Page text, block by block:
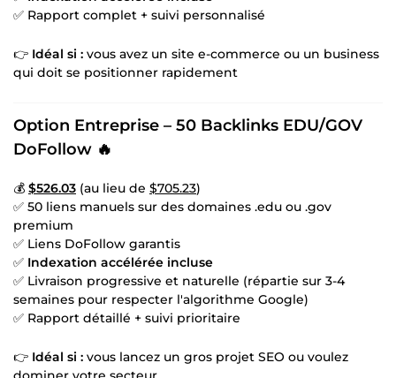
✅ Rapport complet + suivi personnalisé
👉 Idéal si : vous avez un site e-commerce ou un business
qui doit se positionner rapidement
Option Entreprise – 50 Backlinks EDU/GOV
DoFollow 🔥
💰 $526.03 (au lieu de $705.23)
✅ 50 liens manuels sur des domaines .edu ou .gov
premium
✅ Liens DoFollow garantis
✅ Indexation accélérée incluse
✅ Livraison progressive et naturelle (répartie sur 3-4
semaines pour respecter l'algorithme Google)
✅ Rapport détaillé + suivi prioritaire
👉 Idéal si : vous lancez un gros projet SEO ou voulez